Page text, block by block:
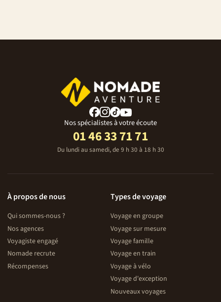
Nos spécialistes à votre écoute
01 46 33 71 71
Du lundi au samedi, de 9 h 30 à 18 h 30
À propos de nous
Qui sommes-nous ?
Nos agences
Voyagiste engagé
Nomade recrute
Récompenses
Types de voyage
Voyage en groupe
Voyage sur mesure
Voyage famille
Voyage en train
Voyage à vélo
Voyage d'exception
Nouveaux voyages